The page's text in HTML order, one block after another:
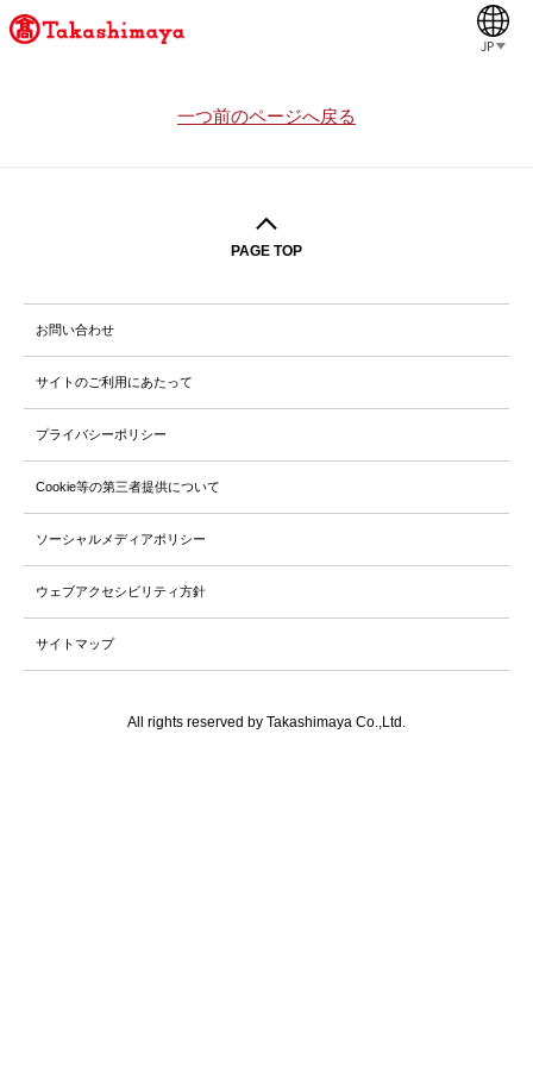
JP
一つ前のページへ戻る
PAGE TOP
お問い合わせ
サイトのご利用にあたって
プライバシーポリシー
Cookie等の第三者提供について
ソーシャルメディアポリシー
ウェブアクセシビリティ方針
サイトマップ
All rights reserved by Takashimaya Co.,Ltd.